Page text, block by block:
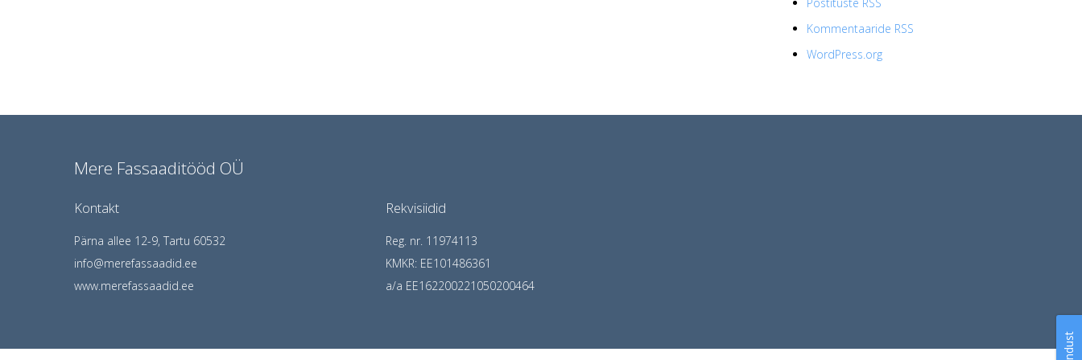
Kommentaaride RSS
WordPress.org
Mere Fassaaditööd OÜ
Kontakt
Pärna allee 12-9, Tartu 60532
info@merefassaadid.ee
www.merefassaadid.ee
Rekvisiidid
Reg. nr. 11974113
KMKR: EE101486361
a/a EE162200221050200464